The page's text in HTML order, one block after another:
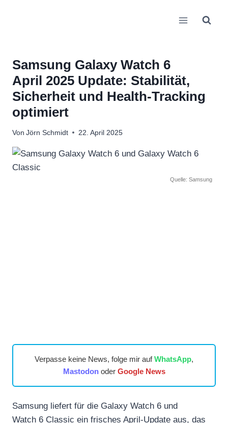
Samsung Galaxy Watch 6
April 2025 Update: Stabilität,
Sicherheit und Health‑Tracking
optimiert
Von Jörn Schmidt 22. April 2025
Quelle: Samsung
Verpasse keine News, folge mir aufWhatsApp,
Mastodonoder Google News
Samsung liefert für die Galaxy Watch 6 und
Watch 6 Classic ein frisches April-Update aus, das